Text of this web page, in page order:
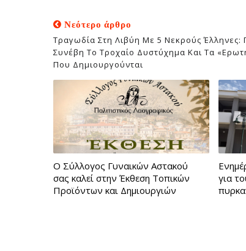
Νεότερο άρθρο
Τραγωδία Στη Λιβύη Με 5 Νεκρούς Έλληνες:
Συνέβη Το Τροχαίο Δυστύχημα Και Τα
Που Δημιουργούνται
Ο Σύλλογος Γυναικών Αστακού
σας καλεί στην Έκθεση Τοπικών
Προϊόντων και Δημιουργιών
για